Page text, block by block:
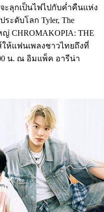
ะลุกเป็นไฟไปกับค่ำคืนแห่ง
ะดับโลก Tyler, The
CHROMAKOPIA: THE
ห้แฟนเพลงชาวไทยถึงที่
น. ณ อิมแพ็ค อารีน่า